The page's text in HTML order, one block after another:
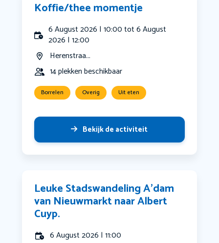
Koffie/thee momentje
6 August 2026 | 10:00 tot 6 August
2026 | 12:00
Herenstraa...
14 plekken beschikbaar
Borrelen Overig Uit eten
Bekijk de activiteit
Leuke Stadswandeling A’dam
van Nieuwmarkt naar Albert
Cuyp.
6 August 2026 | 11:00